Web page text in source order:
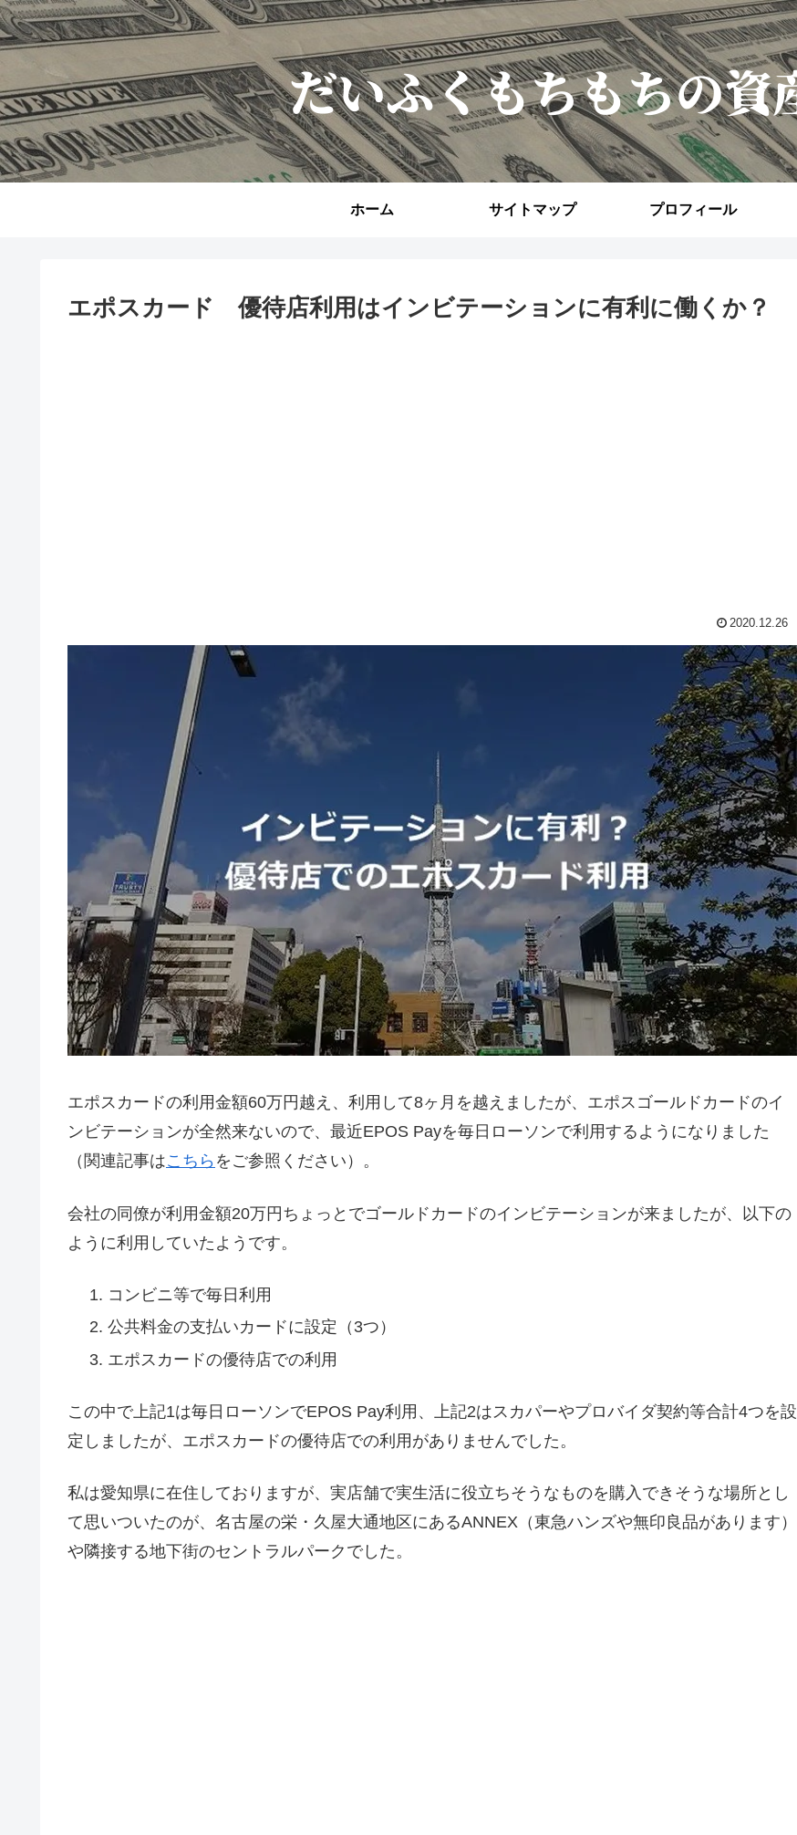
ホーム サイトマップ プロフィール
エポスカード 優待店利用はインビテーションに有利に働くか？
2020.12.26
エポスカードの利用金額60万円越え、利用して8ヶ月を越えましたが、エポスゴールドカードのイ
ンビテーションが全然来ないので、最近EPOS Payを毎日ローソンで利用するようになりました
（関連記事はこちら をご参照ください）。
会社の同僚が利用金額20万円ちょっとでゴールドカードのインビテーションが来ましたが、以下の
ように利用していたようです。
コンビニ等で毎日利用
公共料金の支払いカードに設定（3つ）
エポスカードの優待店での利用
この中で上記1は毎日ローソンでEPOS Pay利用、上記2はスカパーやプロバイダ契約等合計4つを設
定しましたが、エポスカードの優待店での利用がありませんでした。
私は愛知県に在住しておりますが、実店舗で実生活に役立ちそうなものを購入できそうな場所とし
て思いついたのが、名古屋の栄・久屋大通地区にあるANNEX（東急ハンズや無印良品があります）
や隣接する地下街のセントラルパークでした。